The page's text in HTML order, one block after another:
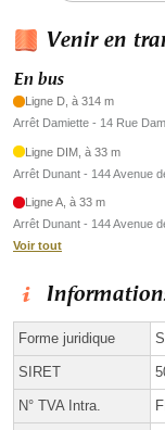
Venir en
En bus
Ligne D, à 314 m
Arrêt Damiette - 14 Rue
Ligne DIM, à 33 m
Arrêt Dunant - 144 Avenue
Ligne A, à 33 m
Arrêt Dunant - 144 Avenue
Voir tout
Forme juridique
SIRET
N° TVA Intra.